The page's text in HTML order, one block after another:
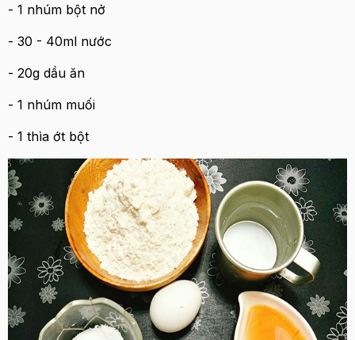
- 1 nhúm bột nở
- 30 - 40ml nước
- 20g dầu ăn
- 1 nhúm muối
- 1 thìa ớt bột